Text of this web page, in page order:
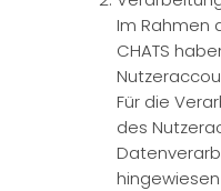
Im Rahmen
CHATS
Für die
des